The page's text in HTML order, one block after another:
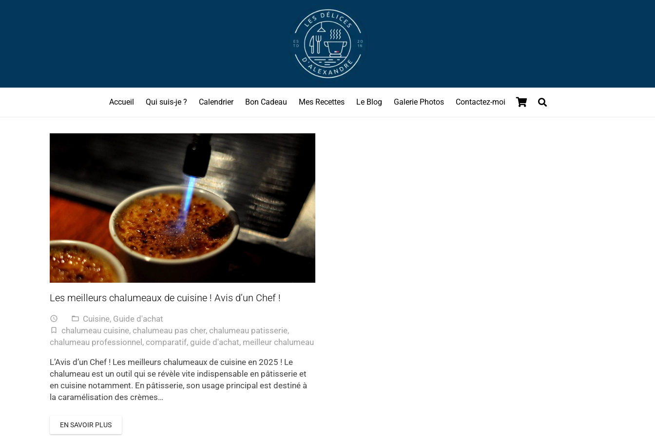
Accueil Qui suis-je ? Calendrier Bon Cadeau Mes Recettes Le Blog Galerie Photos Contactez-moi
Les meilleurs chalumeaux de cuisine ! Avis d’un Chef !
access_time folder_open Cuisine, Guide d'achat
turned_in_not chalumeau cuisine, chalumeau pas cher, chalumeau patisserie,
chalumeau professionnel , comparatif, guide d'achat, meilleur chalumeau
L’Avis d’un Chef ! Les meilleurs chalumeaux de cuisine en 2025 ! Le
chalumeau est un outil qui se révèle vite indispensable en pâtisserie et
en cuisine notamment. En pâtisserie, son usage principal est destiné à
la caramélisation des crèmes…
EN SAVOIR PLUS